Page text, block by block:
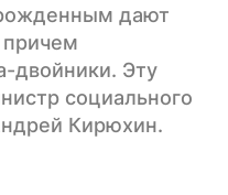
дают
причем
двойники. Эту
социального
Кирюхин.